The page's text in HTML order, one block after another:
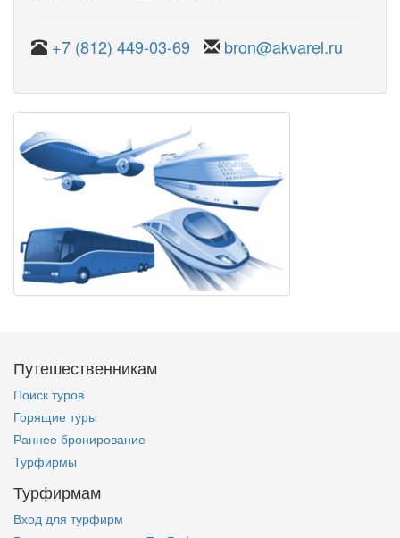
+7 (812) 449-03-69 bron@akvarel.ru
Путешественникам
Поиск туров
Горящие туры
Раннее бронирование
Турфирмы
Турфирмам
Вход для турфирм